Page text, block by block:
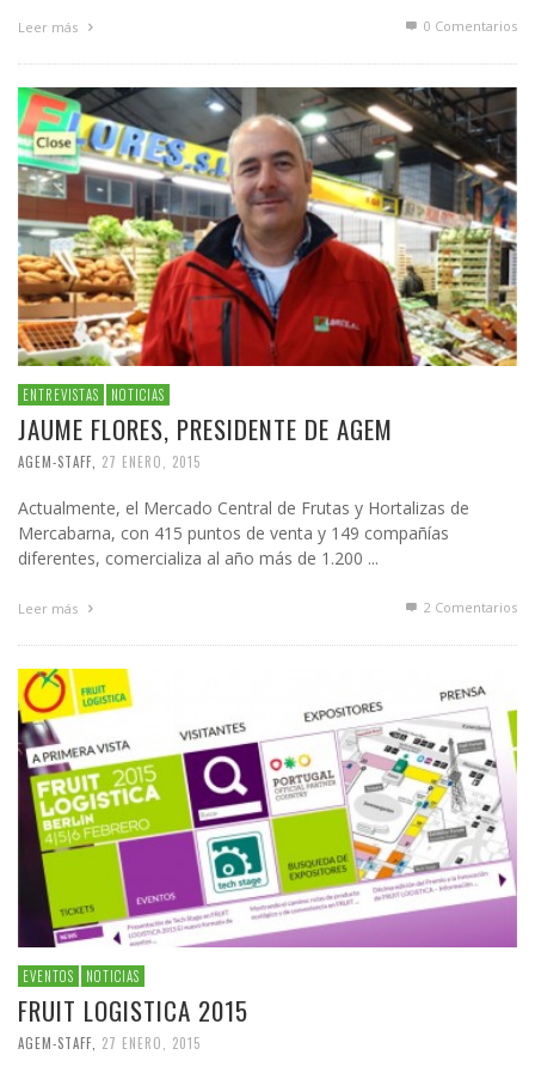
Leer más 0 Comentarios
ENTREVISTAS NOTICIAS
JAUME FLORES, PRESIDENTE DE AGEM
AGEM-STAFF 27 ENERO, 2015
Actualmente, el Mercado Central de Frutas y Hortalizas de
Mercabarna, con 415 puntos de venta y 149 compañías
diferentes, comercializa al año más de 1.200 ...
Leer más 2 Comentarios
EVENTOS NOTICIAS
FRUIT LOGISTICA 2015
AGEM-STAFF 27 ENERO, 2015